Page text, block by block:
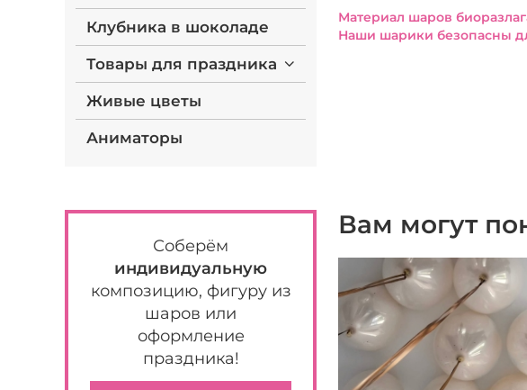
Клубника в шоколаде
Товары для праздника
Живые цветы
Аниматоры
Соберём
индивидуальную
композицию, фигуру из
шаров или
оформление
праздника!
Материал шаров
Наши шарики безопасны
Вам могут